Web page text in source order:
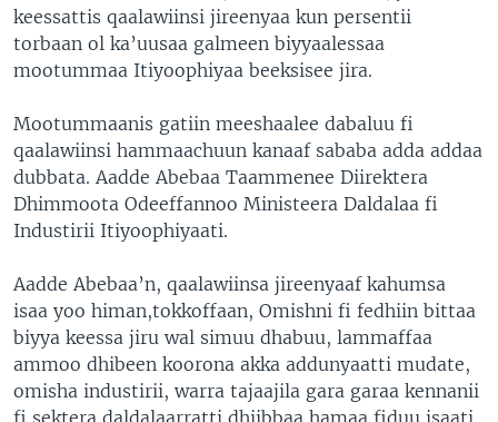
keessattis qaalawiinsi jireenyaa kun persentii
torbaan ol ka’uusaa galmeen biyyaalessaa
mootummaa Itiyoophiyaa beeksisee jira.
Mootummaanis gatiin meeshaalee dabaluu fi
qaalawiinsi hammaachuun kanaaf sababa adda addaa
dubbata. Aadde Abebaa Taammenee Diirektera
Dhimmoota Odeeffannoo Ministeera Daldalaa fi
Industirii Itiyoophiyaati.
Aadde Abebaa’n, qaalawiinsa jireenyaaf kahumsa
isaa yoo himan,tokkoffaan, Omishni fi fedhiin bittaa
biyya keessa jiru wal simuu dhabuu, lammaffaa
ammoo dhibeen koorona akka addunyaatti mudate,
omisha industirii, warra tajaajila gara garaa kennanii
fi sektera daldalaarratti dhiibbaa hamaa fiduu isaati